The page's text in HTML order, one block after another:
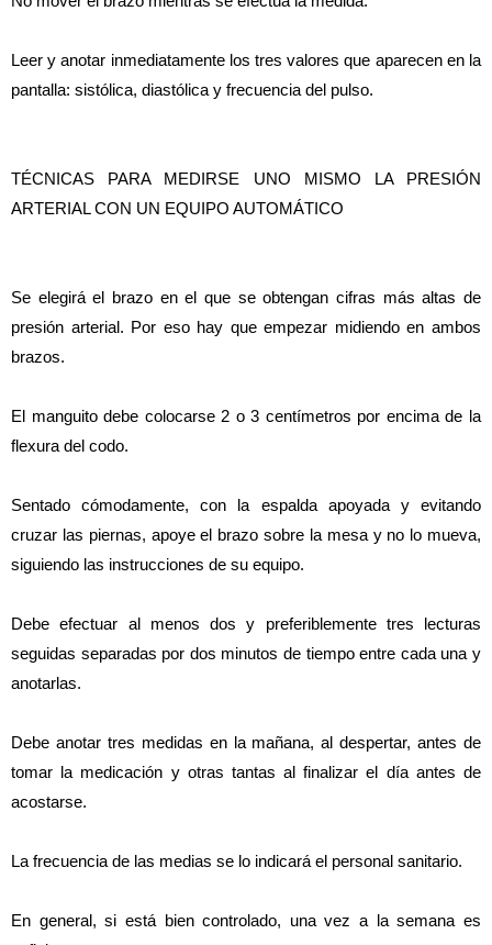
Leer y anotar inmediatamente los tres valores que aparecen en la
pantalla: sistólica, diastólica y frecuencia del pulso.
TÉCNICAS PARA MEDIRSE UNO MISMO LA PRESIÓN
ARTERIAL CON UN EQUIPO AUTOMÁTICO
Se elegirá el brazo en el que se obtengan cifras más altas de
presión arterial. Por eso hay que empezar midiendo en ambos
brazos.
El manguito debe colocarse 2 o 3 centímetros por encima de la
flexura del codo.
Sentado cómodamente, con la espalda apoyada y evitando
cruzar las piernas, apoye el brazo sobre la mesa y no lo mueva,
siguiendo las instrucciones de su equipo.
Debe efectuar al menos dos y preferiblemente tres lecturas
seguidas separadas por dos minutos de tiempo entre cada una y
anotarlas.
Debe anotar tres medidas en la mañana, al despertar, antes de
tomar la medicación y otras tantas al finalizar el día antes de
acostarse.
La frecuencia de las medias se lo indicará el personal sanitario.
En general, si está bien controlado, una vez a la semana es